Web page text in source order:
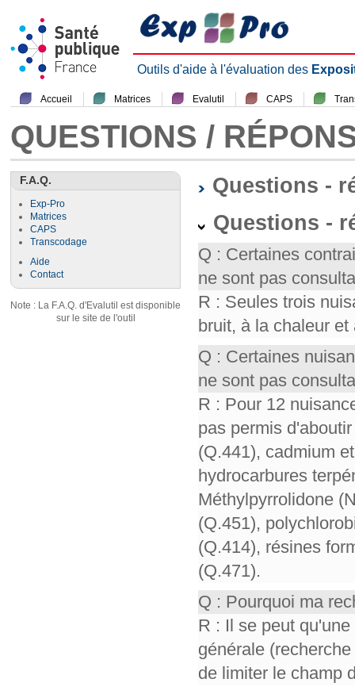
Outils d'aide à l'évaluation des
Accueil Matrices Evalutil CAPS
QUESTIONS /
F.A.Q.
Exp-Pro
Matrices
CAPS
Transcodage
Aide
Contact
Note : La F.A.Q. d'Evalutil est disponible
sur le site de l'outil
Questions -
Questions -
Q : Certaines
ne sont pas
R : Seules trois
bruit, à la chaleur et
Q : Certaines
ne sont pas
R : Pour 12
pas permis
(Q.441), cadmium
hydrocarbures
Méthylpyrrolidone
(Q.451),
(Q.414), résines
(Q.471).
Q : Pourquoi ma
R : Il se peut
générale
de limiter le champ